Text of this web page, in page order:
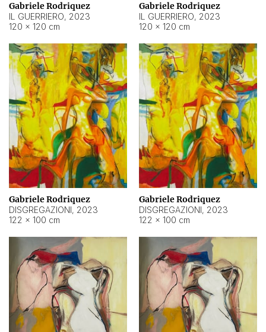
Gabriele Rodriquez
IL GUERRIERO, 2023
120 × 120 cm
Gabriele Rodriquez
IL GUERRIERO, 2023
120 × 120 cm
Gabriele Rodriquez
DISGREGAZIONI, 2023
122 × 100 cm
Gabriele Rodriquez
DISGREGAZIONI, 2023
122 × 100 cm